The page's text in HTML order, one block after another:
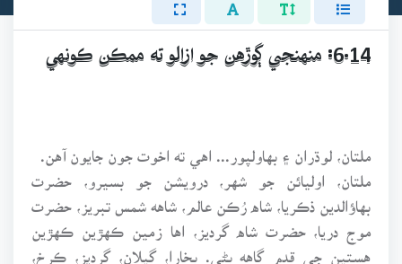
6.14: منهنجي ڳوڙهن جو ازالو ته ممڪن ڪونهي
ملتان، لوڌران ۽ بهاولپور... اهي ته اخوت جون جايون آهن.
ملتان، اوليائن جو شهر، درويشن جو بسيرو، حضرت
بهاؤالدين ذڪريا، شاه رُڪن عالم، شاهه شمس تبريز، حضرت
موج دريا، حضرت شاه گرديز، اها زمين ڪهڙين ڪهڙين
هستين جي قدم گاهه بڻي. بخارا، گيلان، گرديز، ڪرخ،